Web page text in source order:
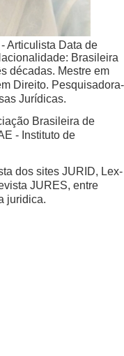
Articulista Data de
Brasileira
décadas. Mestre em
Direito. Pesquisadora-
Jurídicas.
Brasileira de
- Instituto de
dos sites JURID, Lex-
JURES, entre
juridica.